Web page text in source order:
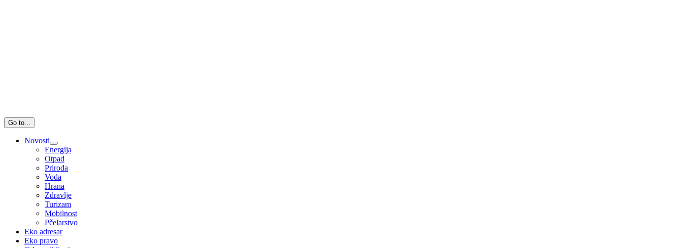
Go to...
Novosti
Energija
Otpad
Priroda
Voda
Hrana
Zdravlje
Turizam
Mobilnost
Pčelarstvo
Eko adresar
Eko pravo